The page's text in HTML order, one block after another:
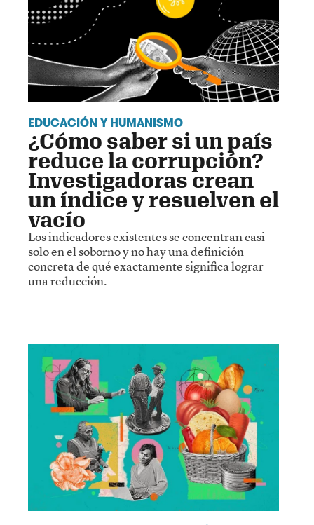
EDUCACIÓN Y HUMANISMO
¿Cómo saber si un país
reduce la corrupción?
Investigadoras crean
un índice y resuelven el
vacío
Los indicadores existentes se concentran casi
solo en el soborno y no hay una definición
concreta de qué exactamente significa lograr
una reducción.